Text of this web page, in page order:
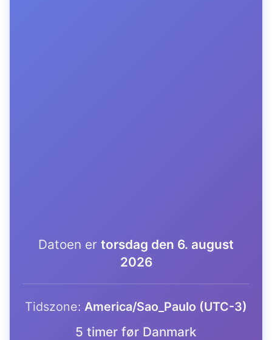
Datoen er torsdag den 6. august
2026
Tidszone: America/Sao_Paulo (UTC-3)
5 timer før Danmark